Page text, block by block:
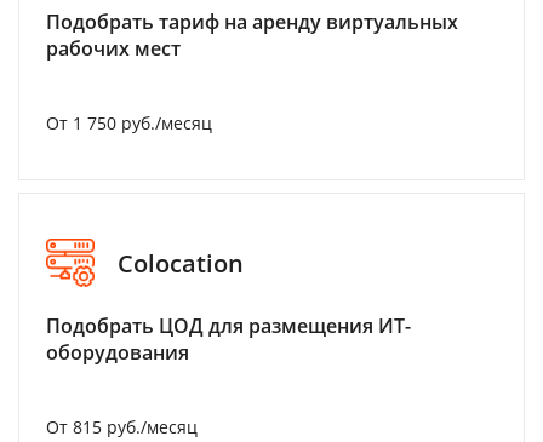
Подобрать тариф на аренду виртуальных
рабочих мест
От 1 750 руб./месяц
Colocation
Подобрать ЦОД для размещения ИТ-
оборудования
От 815 руб./месяц